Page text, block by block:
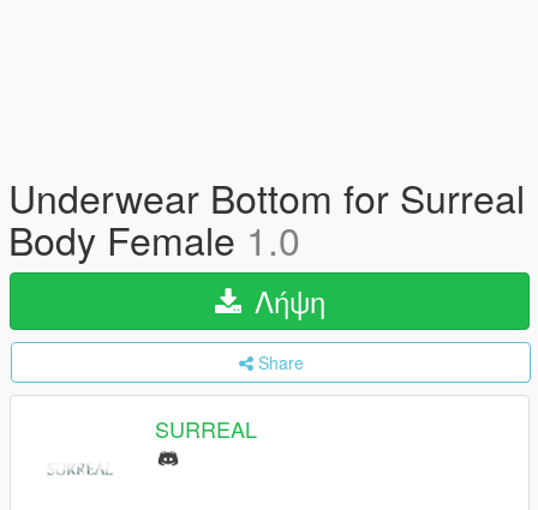
Underwear Bottom for Surreal
Body Female 1.0
Λήψη
Share
SURREAL